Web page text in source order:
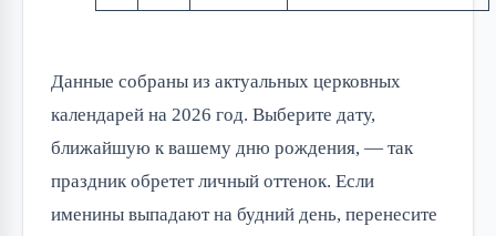
Данные собраны из актуальных церковных
календарей на 2026 год. Выберите дату,
ближайшую к вашему дню рождения, — так
праздник обретет личный оттенок. Если
именины выпадают на будний день, перенесите